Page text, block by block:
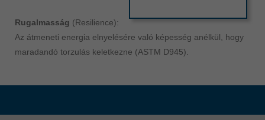
Rugalmasság (Resilience):
Az átmeneti energia elnyelésére való képesség anélkül, hogy
maradandó torzulás keletkezne (ASTM D945).